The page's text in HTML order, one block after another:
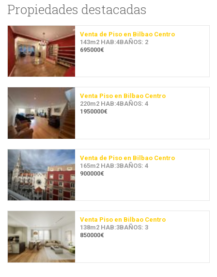
Propiedades destacadas
Venta de Piso en Bilbao Centro
143m2 HAB:4BAÑOS: 2
695000€
Venta Piso en Bilbao Centro
220m2 HAB:4BAÑOS: 4
1950000€
Venta de Piso en Bilbao Centro
165m2 HAB:3BAÑOS: 4
900000€
Venta Piso en Bilbao Centro
138m2 HAB:3BAÑOS: 3
850000€